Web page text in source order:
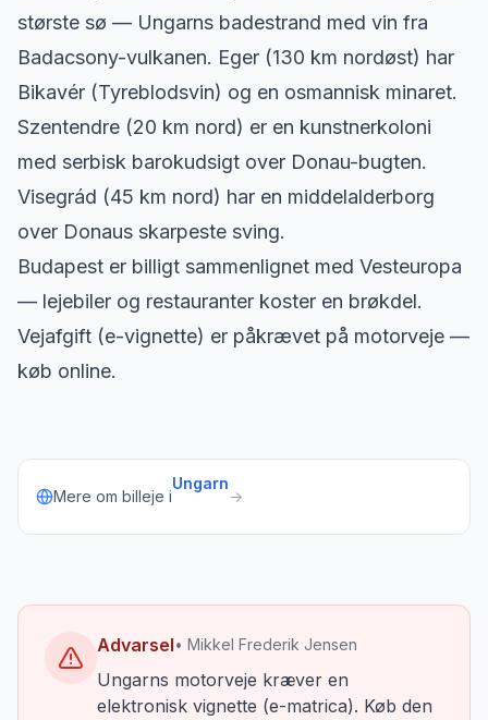
største sø — Ungarns badestrand med vin fra
Badacsony-vulkanen. Eger (130 km nordøst) har
Bikavér (Tyreblodsvin) og en osmannisk minaret.
Szentendre (20 km nord) er en kunstnerkoloni
med serbisk barokudsigt over Donau-bugten.
Visegrád (45 km nord) har en middelalderborg
over Donaus skarpeste sving.
Budapest er billigt sammenlignet med Vesteuropa
— lejebiler og restauranter koster en brøkdel.
Vejafgift (e-vignette) er påkrævet på motorveje —
køb online.
Mere om billeje i
Ungarn
→
Advarsel• Mikkel Frederik Jensen
Ungarns motorveje kræver en
elektronisk vignette (e-matrica). Køb den